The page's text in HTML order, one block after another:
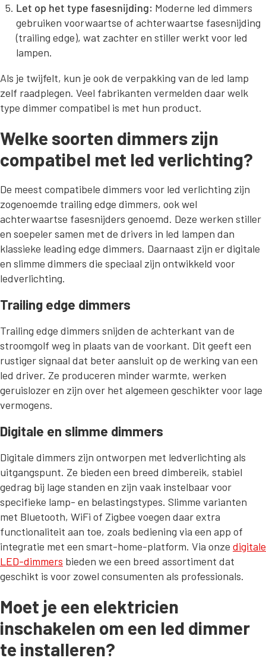
Let op het type fasesnijding: Moderne led dimmers
gebruiken voorwaartse of achterwaartse fasesnijding
(trailing edge), wat zachter en stiller werkt voor led
lampen.
Als je twijfelt, kun je ook de verpakking van de led lamp
zelf raadplegen. Veel fabrikanten vermelden daar welk
type dimmer compatibel is met hun product.
Welke soorten dimmers zijn
compatibel met led verlichting?
De meest compatibele dimmers voor led verlichting zijn
zogenoemde trailing edge dimmers, ook wel
achterwaartse fasesnijders genoemd. Deze werken stiller
en soepeler samen met de drivers in led lampen dan
klassieke leading edge dimmers. Daarnaast zijn er digitale
en slimme dimmers die speciaal zijn ontwikkeld voor
ledverlichting.
Trailing edge dimmers
Trailing edge dimmers snijden de achterkant van de
stroomgolf weg in plaats van de voorkant. Dit geeft een
rustiger signaal dat beter aansluit op de werking van een
led driver. Ze produceren minder warmte, werken
geruislozer en zijn over het algemeen geschikter voor lage
vermogens.
Digitale en slimme dimmers
Digitale dimmers zijn ontworpen met ledverlichting als
uitgangspunt. Ze bieden een breed dimbereik, stabiel
gedrag bij lage standen en zijn vaak instelbaar voor
specifieke lamp- en belastingstypes. Slimme varianten
met Bluetooth, WiFi of Zigbee voegen daar extra
functionaliteit aan toe, zoals bediening via een app of
integratie met een smart-home-platform. Via onze digitale
LED-dimmers bieden we een breed assortiment dat
geschikt is voor zowel consumenten als professionals.
Moet je een elektricien
inschakelen om een led dimmer
te installeren?